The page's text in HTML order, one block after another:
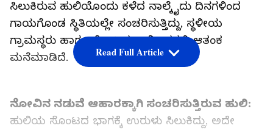
ಸಿಲುಕಿರುವ ಹುಲಿಯೊಂದು ಕಳೆದ ನಾಲ್ಕೈದು ದಿನಗಳಿಂದ
ಗಾಯಗೊಂಡ ಸ್ಥಿತಿಯಲ್ಲೇ ಸಂಚರಿಸುತ್ತಿದ್ದು, ಸ್ಥಳೀಯ
ಗ್ರಾಮಸ್ಥರು ಹಾಗೂ ತೋಟದ ಕಾರ್ಮಿಕರಲ್ಲಿ ಆತಂಕ
ಮನೆಮಾಡಿದೆ.
ನೋವಿನ ನಡುವೆ ಆಹಾರಕ್ಕಾಗಿ ಸಂಚರಿಸುತ್ತಿರುವ ಹುಲಿ:
ಹುಲಿಯ ಸೊಂಟದ ಭಾಗಕ್ಕೆ ಉರುಳು ಸಿಲುಕಿದ್ದು, ಅದೇ
Read Full Article